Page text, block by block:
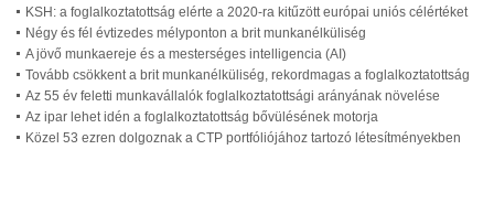
KSH: a foglalkoztatottság elérte a 2020-ra kitűzött európai uniós célértéket
Négy és fél évtizedes mélyponton a brit munkanélküliség
A jövő munkaereje és a mesterséges intelligencia (AI)
Tovább csökkent a brit munkanélküliség, rekordmagas a foglalkoztatottság
Az 55 év feletti munkavállalók foglalkoztatottsági arányának növelése
Az ipar lehet idén a foglalkoztatottság bővülésének motorja
Közel 53 ezren dolgoznak a CTP portfóliójához tartozó létesítményekben